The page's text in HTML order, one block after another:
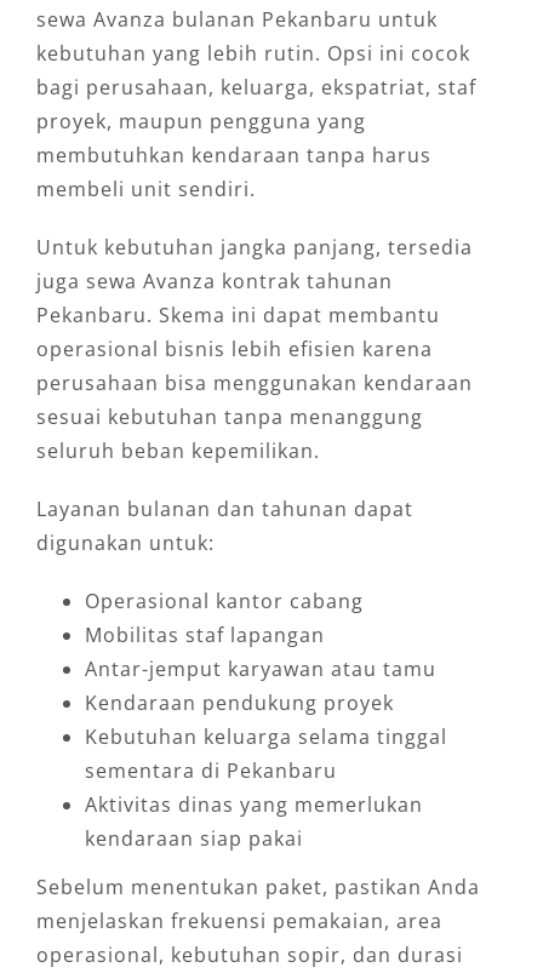
sewa Avanza bulanan Pekanbaru untuk
kebutuhan yang lebih rutin. Opsi ini cocok
bagi perusahaan, keluarga, ekspatriat, staf
proyek, maupun pengguna yang
membutuhkan kendaraan tanpa harus
membeli unit sendiri.
Untuk kebutuhan jangka panjang, tersedia
juga sewa Avanza kontrak tahunan
Pekanbaru. Skema ini dapat membantu
operasional bisnis lebih efisien karena
perusahaan bisa menggunakan kendaraan
sesuai kebutuhan tanpa menanggung
seluruh beban kepemilikan.
Layanan bulanan dan tahunan dapat
digunakan untuk:
Operasional kantor cabang
Mobilitas staf lapangan
Antar-jemput karyawan atau tamu
Kendaraan pendukung proyek
Kebutuhan keluarga selama tinggal
sementara di Pekanbaru
Aktivitas dinas yang memerlukan
kendaraan siap pakai
Sebelum menentukan paket, pastikan Anda
menjelaskan frekuensi pemakaian, area
operasional, kebutuhan sopir, dan durasi